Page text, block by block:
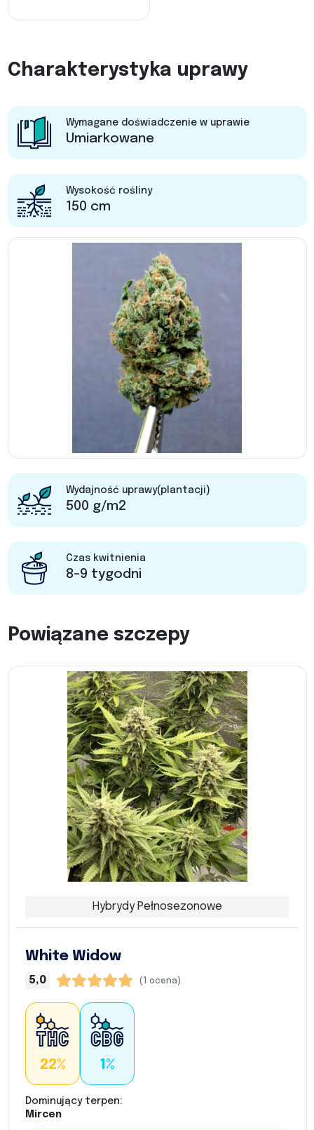
Charakterystyka uprawy
Wymagane doświadczenie w uprawie
Umiarkowane
Wysokość rośliny
150 cm
Wydajność uprawy(plantacji)
500 g/m2
Czas kwitnienia
8-9 tygodni
Powiązane szczepy
Hybrydy Pełnosezonowe
White Widow
5,0 (1 ocena)
22% 1%
Dominujący terpen:
Mircen